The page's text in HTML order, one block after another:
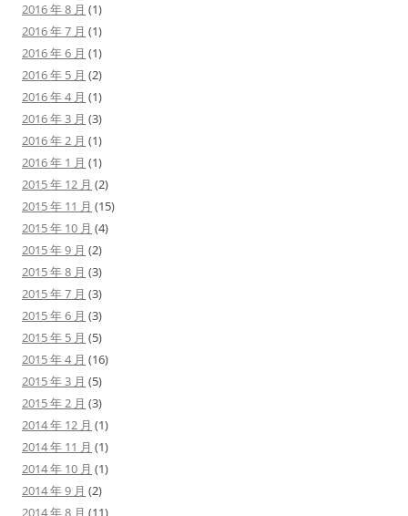
2016 年 8 月 (1)
2016 年 7 月 (1)
2016 年 6 月 (1)
2016 年 5 月 (2)
2016 年 4 月 (1)
2016 年 3 月 (3)
2016 年 2 月 (1)
2016 年 1 月 (1)
2015 年 12 月 (2)
2015 年 11 月 (15)
2015 年 10 月 (4)
2015 年 9 月 (2)
2015 年 8 月 (3)
2015 年 7 月 (3)
2015 年 6 月 (3)
2015 年 5 月 (5)
2015 年 4 月 (16)
2015 年 3 月 (5)
2015 年 2 月 (3)
2014 年 12 月 (1)
2014 年 11 月 (1)
2014 年 10 月 (1)
2014 年 9 月 (2)
2014 年 8 月 (11)